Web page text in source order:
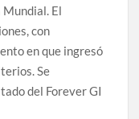
Mundial. El
con
en que ingresó
Se
del Forever GI